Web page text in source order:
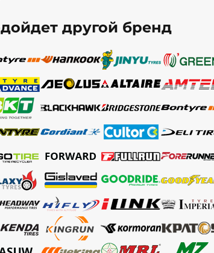
другой бренд